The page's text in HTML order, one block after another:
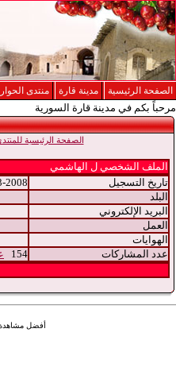
الصفحة الرئيسية مدينة قارة منتدى الحوار
مرحباً بكم في مدينة قارة السورية
الصفحة الرئيسية
الملف الشخصي ل الهاشمي
تاريخ التسجيل
2008
البلد
البريد الإلكتروني
العمل
الهوايات
عدد المشاركات
154
أفضل مشاهدة للموقع